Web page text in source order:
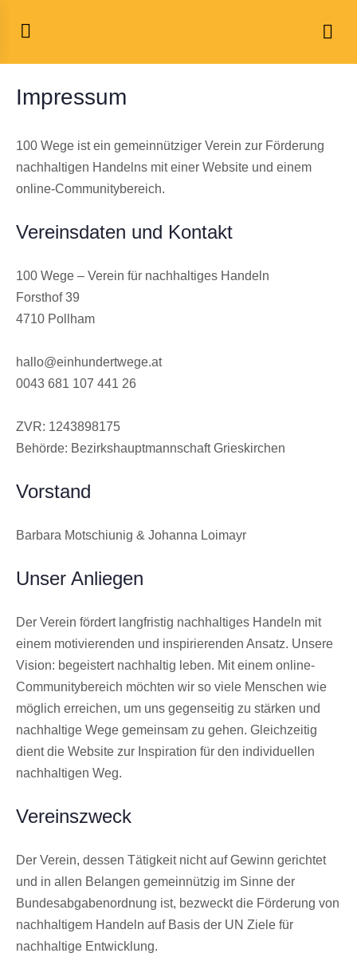
Impressum
100 Wege ist ein gemeinnütziger Verein zur Förderung
nachhaltigen Handelns mit einer Website und einem
online-Communitybereich.
Vereinsdaten und Kontakt
100 Wege – Verein für nachhaltiges Handeln
Forsthof 39
4710 Pollham
hallo@einhundertwege.at
0043 681 107 441 26
ZVR: 1243898175
Behörde: Bezirkshauptmannschaft Grieskirchen
Vorstand
Barbara Motschiunig & Johanna Loimayr
Unser Anliegen
Der Verein fördert langfristig nachhaltiges Handeln mit
einem motivierenden und inspirierenden Ansatz. Unsere
Vision: begeistert nachhaltig leben. Mit einem online-
Communitybereich möchten wir so viele Menschen wie
möglich erreichen, um uns gegenseitig zu stärken und
nachhaltige Wege gemeinsam zu gehen. Gleichzeitig
dient die Website zur Inspiration für den individuellen
nachhaltigen Weg.
Vereinszweck
Der Verein, dessen Tätigkeit nicht auf Gewinn gerichtet
und in allen Belangen gemeinnützig im Sinne der
Bundesabgabenordnung ist, bezweckt die Förderung von
nachhaltigem Handeln auf Basis der UN Ziele für
nachhaltige Entwicklung.